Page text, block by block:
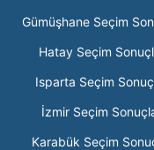
Gümüşhane Seçim
Hatay Seçim
Isparta Seçim
İzmir Seçim
Karabük Seçim